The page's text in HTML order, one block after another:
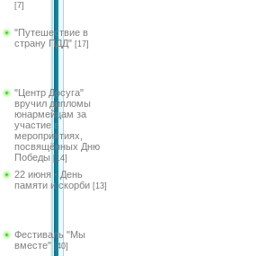
[7]
"Путешествие в
страну ПДД" [17]
"Центр Досуга"
вручил дипломы
юнармейцам за
участие в
мероприятиях,
посвящённых Дню
Победы [14]
22 июня - День
памяти и скорби [13]
Фестиваль "Мы
вместе" [40]